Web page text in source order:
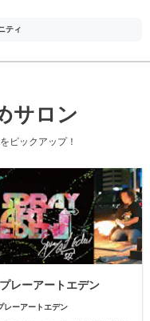
ティ
サロン
ピックアップ！
レーアートエデン
レーアートエデン